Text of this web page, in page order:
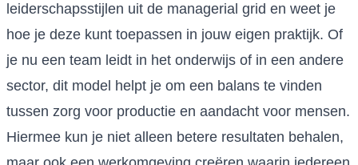
leiderschapsstijlen uit de managerial grid en weet je
hoe je deze kunt toepassen in jouw eigen praktijk. Of
je nu een team leidt in het onderwijs of in een andere
sector, dit model helpt je om een balans te vinden
tussen zorg voor productie en aandacht voor mensen.
Hiermee kun je niet alleen betere resultaten behalen,